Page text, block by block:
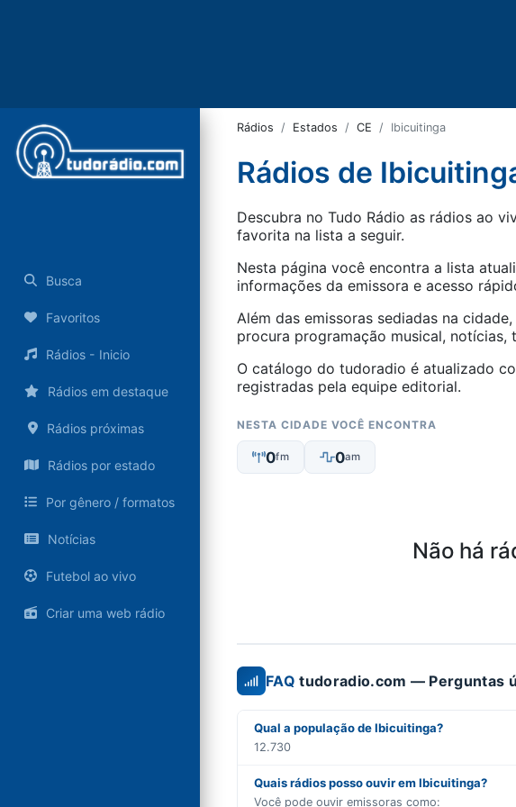
Busca
Favoritos
Rádios - Inicio
Rádios em destaque
Rádios próximas
Rádios por estado
Por gênero / formatos
Notícias
Futebol ao vivo
Criar uma web rádio
Rádios Estados CE Ibicuitinga
Rádios de
Descubra no Tudo Rádio as rádios ao
favorita na lista a seguir.
Nesta página você encontra a lista
informações da emissora e acesso
Além das emissoras sediadas na
procura programação musical,
O catálogo do tudoradio é atualizado
registradas pela equipe editorial.
NESTA CIDADE VOCÊ ENCONTRA
0fm 0am
Não há
FAQ tudoradio.com — Perguntas
Qual a população de Ibicuitinga?
12.730
Quais rádios posso ouvir em Ibicuitinga?
Você pode ouvir emissoras como: